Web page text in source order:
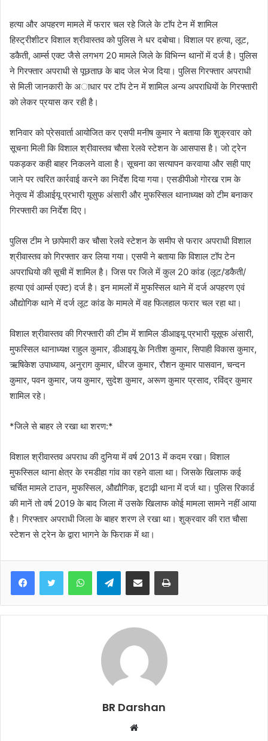
i
l
हत्या और अपहरण मामले में फरार चल रहे जिले के टाॅप टेन में शामिल
हिस्ट्रीशीटर विशाल श्रीवास्तव को पुलिस ने धर दबोचा। विशाल पर हत्या, लूट,
डकैती, आर्म्स एक्ट जैसे लगभग 20 मामले जिले के विभिन्न थानों में दर्ज है। पुलिस
ने गिरफ्तार अपराधी से पूछताछ के बाद जेल भेज दिया। पुलिस गिरफ्तार अपराधी
से मिली जानकारी के अाधार पर टाॅप टेन में शामिल अन्य अपराधियाें के गिरफ्तारी
काे लेकर प्रयास कर रही है।
शनिवार को प्रेसवार्ता आयोजित कर एसपी मनीष कुमार ने बताया कि शुक्रवार को
सूचना मिली कि विशाल श्रीवास्तव चौसा रेलवे स्टेशन के आसपास है। जो ट्रेन
पकड़कर कही बाहर निकलने वाला है। सूचना का सत्यापन करवाया और सही पाए
जाने पर त्वरित कार्रवाई करने का निर्देश दिया गया। एसडीपीओ गाेरख राम के
नेतृत्व में डीआईयू प्रभारी यूसुफ अंसारी और मुफस्सिल थानाध्यक्ष को टीम बनाकर
गिरफ्तारी का निर्देश दिए।
पुलिस टीम ने छापेमारी कर चौसा रेलवे स्टेशन के समीप से फरार अपराधी विशाल
श्रीवास्तव काे गिरफ्तार कर लिया गया। एसपी ने बताया कि विशाल टॉप टेन
अपराधियो की सूची में शामिल है। जिस पर जिले में कुल 20 कांड (लूट/डकैती/
हत्या एवं आर्म्स एक्ट) दर्ज है। इन मामलों में मुफस्सिल थाने में दर्ज अपहरण एवं
औद्योगिक थाने में दर्ज लूट कांड के मामले में वह फिलहाल फरार चल रहा था।
विशाल श्रीवास्तव की गिरफ्तारी की टीम में शामिल डीआइयू प्रभारी यूसूफ अंसारी,
मुफस्सिल थानाध्यक्ष राहुल कुमार, डीआइयू के नितीश कुमार, सिपाही विकास कुमार,
ऋषिकेश उपाध्याय, अनुराग कुमार, धीरज कुमार, रौशन कुमार पासवान, चन्दन
कुमार, पवन कुमार, जय कुमार, सुदेश कुमार, अरूण कुमार प्रसाद, रविंद्र कुमार
शामिल रहे।
*जिले से बाहर ले रखा था शरण:*
विशाल श्रीवास्तव अपराध की दुनिया में वर्ष 2013 में कदम रखा। विशाल
मुफस्सिल थाना क्षेत्र के रमडीहा गांव का रहने वाला था। जिसके खिलाफ कई
चर्चित मामले टाउन, मुफस्सिल, औद्याैगिक, इटाढ़ी थाना में दर्ज था। पुलिस रिकार्ड
की मानें ताे वर्ष 2019 के बाद जिला में उसके खिलाफ काेई मामला सामने नहीं आया
है। गिरफ्तार अपराधी जिला के बाहर शरण ले रखा था। शुक्रवार की रात चाैसा
स्टेशन से ट्रेन के द्वारा भागने के फिराक में था।
Telegram
BR Darshan